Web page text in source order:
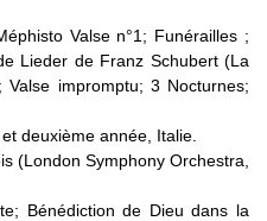
Valse n°1; Funérailles ;
Lieder de Franz Schubert (La
impromptu; 3 Nocturnes;
deuxième année, Italie.
(London Symphony Orchestra,
Bénédiction de Dieu dans la